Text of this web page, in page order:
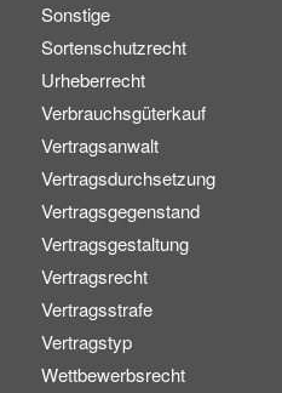
Sonstige
Sortenschutzrecht
Urheberrecht
Verbrauchsgüterkauf
Vertragsanwalt
Vertragsdurchsetzung
Vertragsgegenstand
Vertragsgestaltung
Vertragsrecht
Vertragsstrafe
Vertragstyp
Wettbewerbsrecht